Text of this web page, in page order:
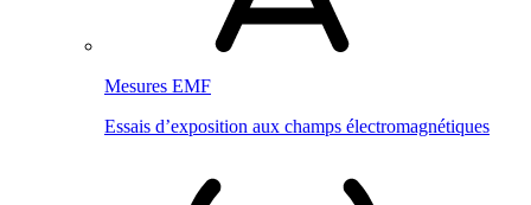
Mesures EMF
Essais d’exposition aux champs électromagnétiques